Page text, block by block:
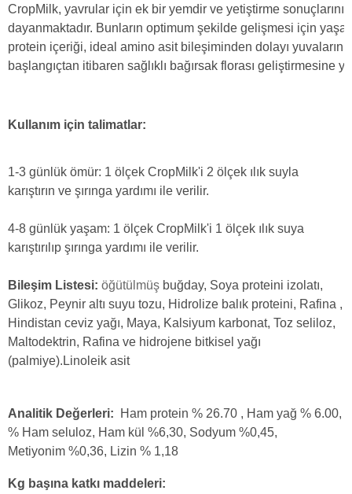
CropMilk, yavrular için ek bir yemdir ve yetiştirme
dayanmaktadır. Bunların optimum şekilde gelişmesi için
protein içeriği, ideal amino asit bileşiminden dolayı
başlangıçtan itibaren sağlıklı bağırsak florası geliştirmesine
Kullanım için talimatlar:
1-3 günlük ömür: 1 ölçek CropMilk'i 2 ölçek ılık suyla
karıştırın ve şırınga yardımı ile verilir.
4-8 günlük yaşam: 1 ölçek CropMilk'i 1 ölçek ılık suya
karıştırılıp şırınga yardımı ile verilir.
Bileşim Listesi: öğütülmüş buğday, Soya proteini izolatı,
Glikoz, Peynir altı suyu tozu, Hidrolize balık proteini, Rafina ,
Hindistan ceviz yağı, Maya, Kalsiyum karbonat, Toz seliloz,
Maltodektrin, Rafina ve hidrojene bitkisel yağı
(palmiye).Linoleik asit
Analitik Değerleri: Ham protein % 26.70 , Ham yağ % 6.00,
% Ham seluloz, Ham kül %6,30, Sodyum %0,45,
Metiyonim %0,36, Lizin % 1,18
Kg başına katkı maddeleri: